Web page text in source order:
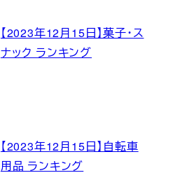
【2023年12月15日】菓子・ス
ナック ランキング
【2023年12月15日】自転車
用品 ランキング